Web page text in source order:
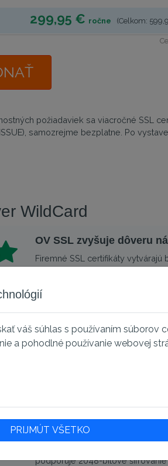
299,95 € ročne (Celkom:
požiadaviek sa viacročné SSL
samozrejme bezplatne. Po
WildCard
OV SSL zvyšuje dôveru
Firemné SSL certifikáty
serverom a zákazníkom a
certifikáty sú dôveryhodnejšie
Zabezpečte
Jeden WildCard SSL certifikát
hlavnej domény (rovnaká
Technické podrobnosti
Certifikát formátu X.509 spĺňa
podporuje 2048-bitové
váš súhlas s používaním súborov
a pohodlné používanie webovej
PRIJMÚT VŠETKO